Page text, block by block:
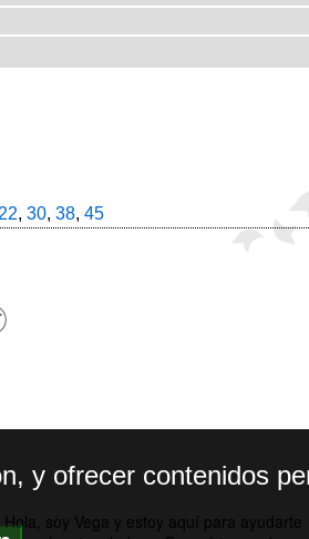
22, 30, 38, 45
y ofrecer contenidos